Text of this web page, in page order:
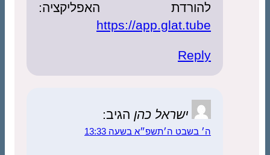
להורדת האפליקציה:
https://app.glat.tube
Reply
ישראל כהן הגיב:
ה׳ בשבט ה׳תשפ״א בשעה 13:33